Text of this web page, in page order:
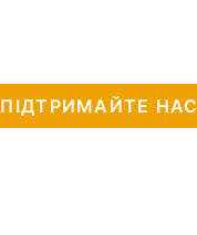
ПІДТРИМАЙТЕ НАС